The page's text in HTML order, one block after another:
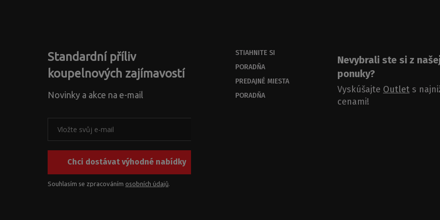
Standardní příliv
koupelnových zajímavostí
Novinky a akce na e-mail
Chci dostávat výhodné nabídky
Souhlasím se zpracováním osobních údajů
STIAHNITE SI
PORADŇA
PREDAJNÉ MIESTA
PORADŇA
Nevybrali ste si z
ponuky?
Vyskúšajte Outlet s
cenami!